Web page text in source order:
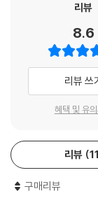
리뷰
8.6
리뷰 쓰
혜택 및 유
리뷰 11
구매리뷰